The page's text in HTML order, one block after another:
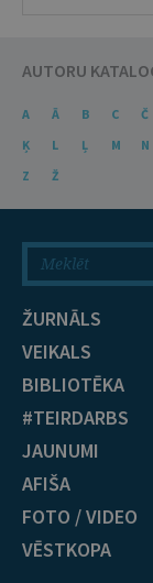
AUTORU
A Ā B C Č
Ķ
L Ļ M N
Z
Ž
ŽURNĀLS
VEIKALS
BIBLIOTĒKA
#TEIRDARBS
JAUNUMI
AFIŠA
FOTO / VIDEO
VĒSTKOPA